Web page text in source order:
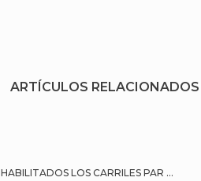
ARTÍCULOS RELACIONADOS
HABILITADOS LOS CARRILES PAR ...